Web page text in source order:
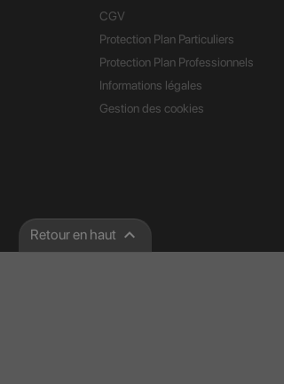
CGV
Protection Plan Particuliers
Protection Plan Professionnels
Informations légales
Gestion des cookies
Retour en haut 